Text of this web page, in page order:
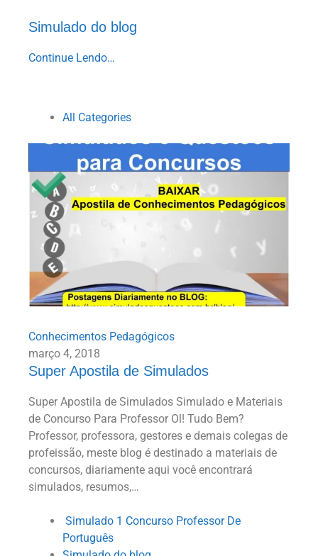
Simulado do blog
Continue Lendo…
All Categories
Conhecimentos Pedagógicos
março 4, 2018
Super Apostila de Simulados
Super Apostila de Simulados Simulado e Materiais
de Concurso Para Professor Ol! Tudo Bem?
Professor, professora, gestores e demais colegas de
profeissão, meste blog é destinado a materiais de
concursos, diariamente aqui você encontrará
simulados, resumos,…
​ ​Simulado​ ​1​ ​Concurso Professor​ ​De​ ​
Português